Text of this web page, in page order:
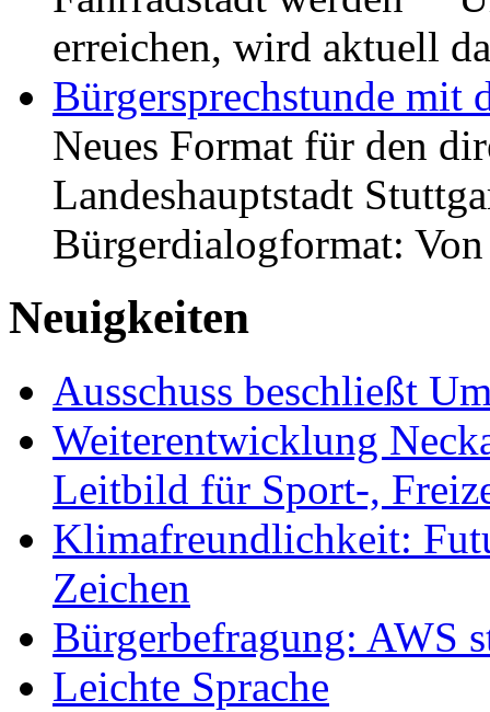
erreichen, wird aktuell
Bürgersprechstunde mit
Neues Format für den
Landeshauptstadt
Bürgerdialogformat:
Neuigkeiten
Ausschuss beschließt
Weiterentwicklung
Leitbild für Sport-,
Klimafreundlichkeit:
Zeichen
Bürgerbefragung: AWS
Leichte Sprache